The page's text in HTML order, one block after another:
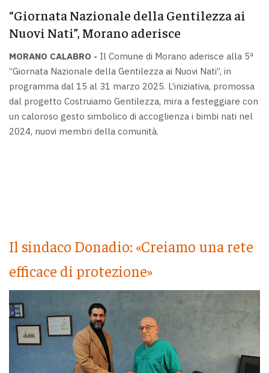
“Giornata Nazionale della Gentilezza ai
Nuovi Nati”, Morano aderisce
MORANO CALABRO - Il Comune di Morano aderisce alla 5ª
“Giornata Nazionale della Gentilezza ai Nuovi Nati”, in
programma dal 15 al 31 marzo 2025. L’iniziativa, promossa
dal progetto Costruiamo Gentilezza, mira a festeggiare con
un caloroso gesto simbolico di accoglienza i bimbi nati nel
2024, nuovi membri della comunità.
Il sindaco Donadio: «Creiamo una rete
efficace di protezione»